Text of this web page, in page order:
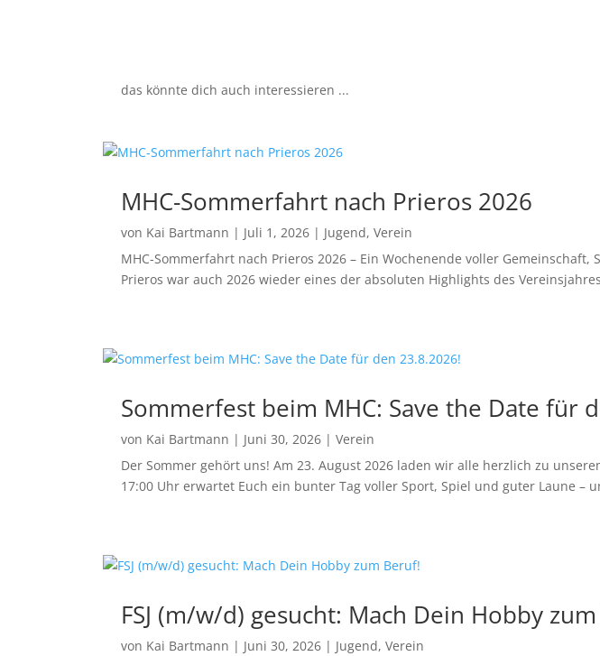
das könnte dich auch interessieren ...
MHC-Sommerfahrt nach Prieros 2026
von Kai Bartmann | Juli 1, 2026 | Jugend,Verein
MHC-Sommerfahrt nach Prieros 2026 – Ein Wochenende voller
Prieros war auch 2026 wieder eines der absoluten Highlights des
Sommerfest beim MHC: Save the Date für
von Kai Bartmann | Juni 30, 2026 |Verein
Der Sommer gehört uns! Am 23. August 2026 laden wir alle herzlich zu
17:00 Uhr erwartet Euch ein bunter Tag voller Sport, Spiel und guter Laune –
FSJ (m/w/d) gesucht: Mach Dein Hobby
von Kai Bartmann | Juni 30, 2026 | Jugend,Verein